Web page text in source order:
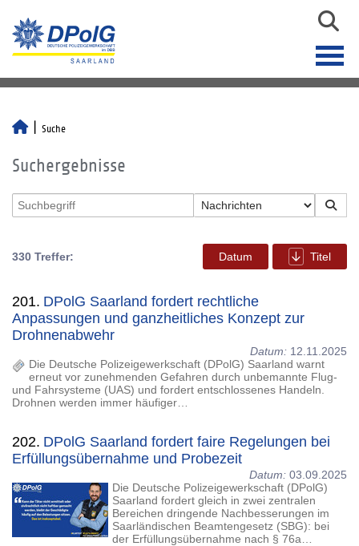
Suche
Suchergebnisse
330 Treffer: Datum Titel
201. DPolG Saarland fordert rechtliche
Anpassungen und ganzheitliches Konzept zur
Drohnenabwehr
Datum: 12.11.2025
Die Deutsche Polizeigewerkschaft (DPolG) Saarland warnt
erneut vor zunehmenden Gefahren durch unbemannte Flug-
und Fahrsysteme (UAS) und fordert entschlossenes Handeln.
Drohnen werden immer häufiger…
202. DPolG Saarland fordert faire Regelungen bei
Erfüllungsübernahme und Probezeit
Datum: 03.09.2025
Die Deutsche Polizeigewerkschaft (DPolG)
Saarland fordert gleich in zwei zentralen
Bereichen dringende Nachbesserungen im
Saarländischen Beamtengesetz (SBG): bei
der Erfüllungsübernahme nach § 76a…